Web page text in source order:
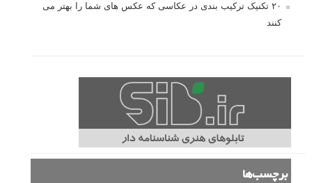
۲۰ تکنیک ترکیب بندی در عکاسی که عکس های شما را بهتر می
کنند
برچسب‌ها